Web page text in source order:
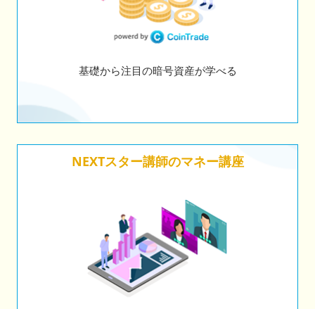
基礎から注目の暗号資産が学べる
NEXTスター講師のマネー講座